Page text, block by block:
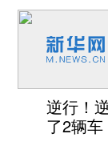
逆行！
了2辆车